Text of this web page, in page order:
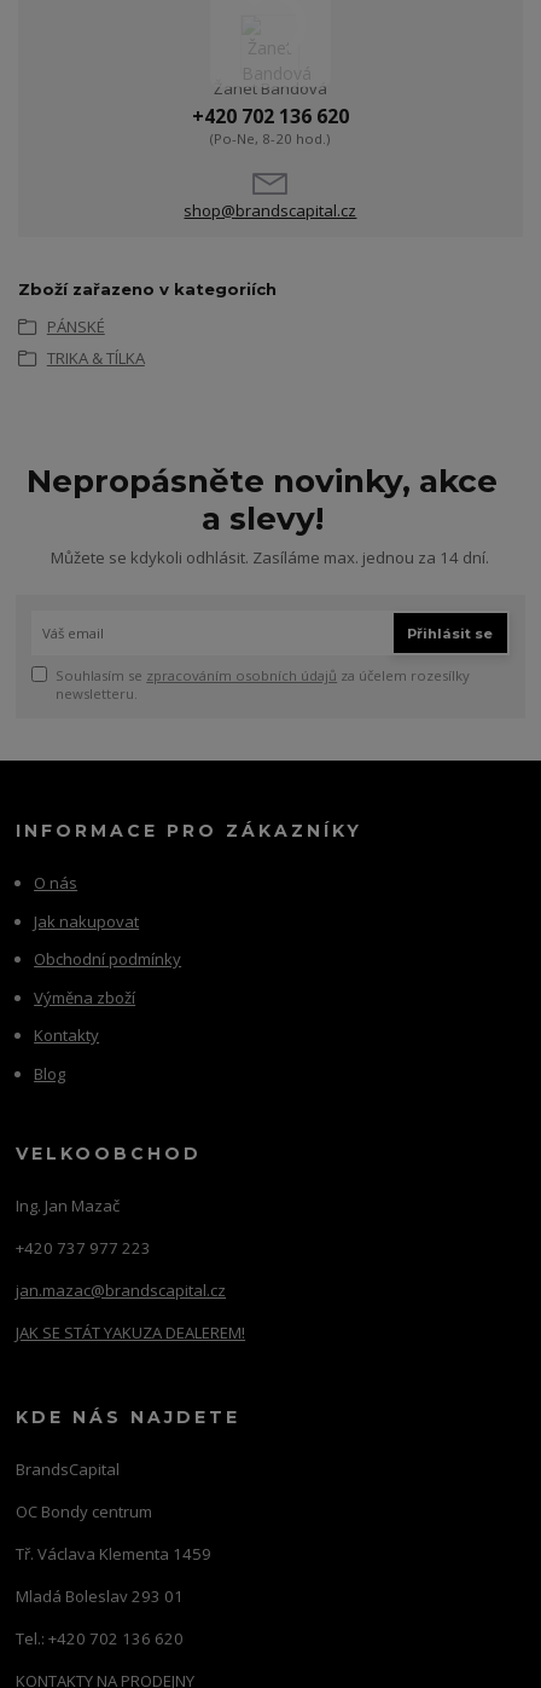
Žanet Bandová
+420 702 136 620
(Po-Ne, 8-20 hod.)
shop@brandscapital.cz
Zboží zařazeno v kategoriích
PÁNSKÉ
TRIKA & TÍLKA
Nepropásněte novinky, akce
a slevy!
Můžete se kdykoli odhlásit. Zasíláme max. jednou za 14 dní.
Přihlásit se
Souhlasím se zpracováním osobních údajů za účelem rozesílky
newsletteru.
INFORMACE PRO ZÁKAZNÍKY
O nás
Jak nakupovat
Obchodní podmínky
Výměna zboží
Kontakty
Blog
VELKOOBCHOD
Ing. Jan Mazač
+420 737 977 223
jan.mazac@brandscapital.cz
JAK SE STÁT YAKUZA DEALEREM!
KDE NÁS NAJDETE
BrandsCapital
OC Bondy centrum
Tř. Václava Klementa 1459
Mladá Boleslav 293 01
Tel.: +420 702 136 620
KONTAKTY NA PRODEJNY